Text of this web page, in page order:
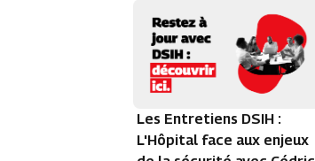
Les Entretiens DSIH :
L'Hôpital face aux enjeux